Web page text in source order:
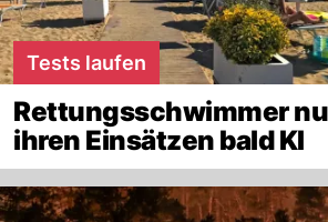
Tests laufen
Rettungsschwimmer
ihren Einsätzen bald KI